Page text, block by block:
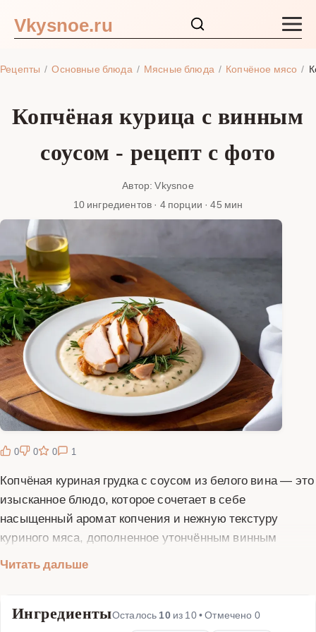
Vkysnoe.ru
Рецепты Основные блюда Мясные блюда Копчёное мясо
Копчёная курица с винным
соусом - рецепт с фото
Автор: Vkysnoe
10 ингредиентов · 4 порции · 45 мин
0 0 0 1
Копчёная куриная грудка с соусом из белого вина — это
изысканное блюдо, которое сочетает в себе
насыщенный аромат копчения и нежную текстуру
куриного мяса, дополненное утончённым винным
стола или особого ужина, который впечатлит ваших
качественной копчёной куриной грудки — она должна
Читать дальше
ИнгредиентыОсталось 10из 10• Отмечено 0